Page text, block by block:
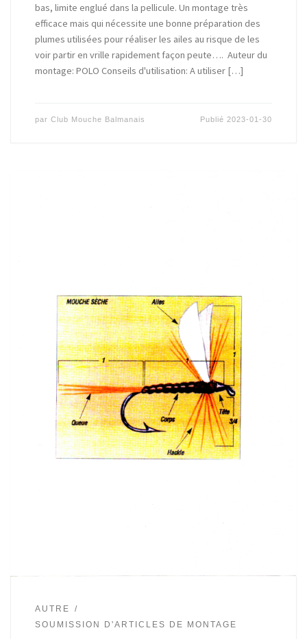
bas, limite englué dans la pellicule. Un montage très
efficace mais qui nécessite une bonne préparation des
plumes utilisées pour réaliser les ailes au risque de les
voir partir en vrille rapidement façon peute…. Auteur du
montage: POLO Conseils d'utilisation: A utiliser […]
par Club Mouche Balmanais Publié 2023-01-30
AUTRE
SOUMISSION D'ARTICLES DE MONTAGE